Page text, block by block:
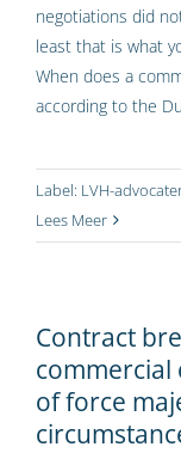
negotiations did
least that is what
When does a
according to the
Label: LVH-
Lees Meer
Contract
commercial
of force